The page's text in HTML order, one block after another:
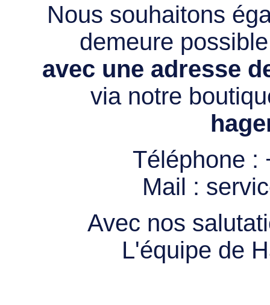
Nous souhaitons
demeure
avec une adresse
via notre
Téléphone :
Mail :
Avec nos
L'équipe de